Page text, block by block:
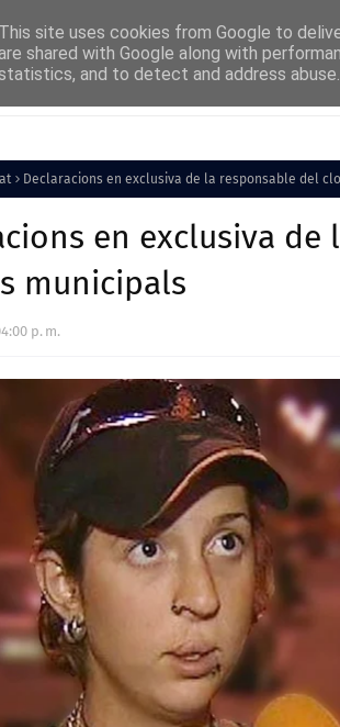
Inici Política
Declaracions en exclusiva de la responsable del
en exclusiva
municipals
p. m.
This site uses cookies from Google to
shared with Google along with
and to detect and address abuse.